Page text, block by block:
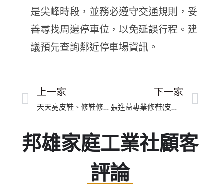
是尖峰時段，並務必遵守交通規則，妥
善尋找周邊停車位，以免延誤行程。建
議預先查詢鄰近停車場資訊。
上一家
天天亮皮鞋、修鞋修包包洗鞋洗名牌包總店｜臺中細緻還原
下一家
張進益專業修鞋(皮包拉鏈）｜新北市皮革補色翻新｜五星口碑推薦皮件維修、高奢包修復
邦雄家庭工業社顧客
評論